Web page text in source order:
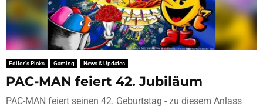
Editor's Picks Gaming News & Updates
PAC-MAN feiert 42. Jubiläum
PAC-MAN feiert seinen 42. Geburtstag - zu diesem Anlass